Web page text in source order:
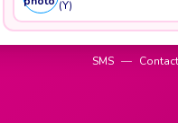
(Y)
SMS — Contact